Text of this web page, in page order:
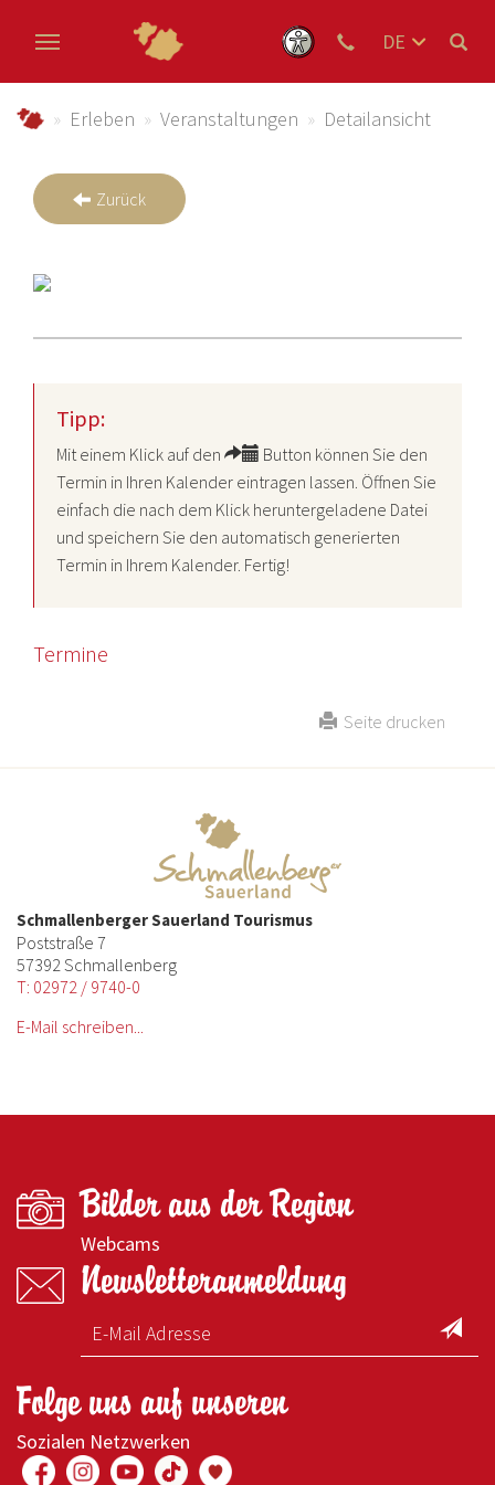
DE
schmallenberger-sauerland.de
Erleben Veranstaltungen Detailansicht
Zurück
Tipp:
Mit einem Klick auf den
Button können Sie den
Termin in Ihren Kalender eintragen lassen. Öffnen Sie
einfach die nach dem Klick heruntergeladene Datei
und speichern Sie den automatisch generierten
Termin in Ihrem Kalender. Fertig!
Termine
Seite drucken
Schmallenberger Sauerland Tourismus
Poststraße 7
57392 Schmallenberg
T: 02972 / 9740-0
E-Mail schreiben...
Bilder aus der Region
Webcams
Newsletteranmeldung
Folge uns auf unseren
Sozialen Netzwerken